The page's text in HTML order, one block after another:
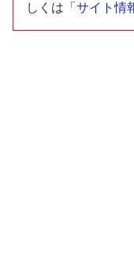
o e
しくは「 サイト情